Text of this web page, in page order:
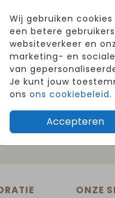
Wij gebruiken
een betere
websiteverkeer en
marketing- en
van
Je kunt jouw
ons ons cookiebeleid.
Accepteren
WINKELEN EN
ONZE